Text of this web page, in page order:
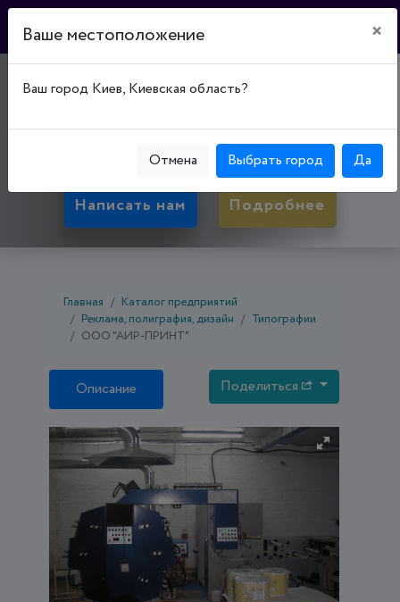
"АИР-ПРИНТ"
Межевая, д. 1
Написать нам Подробнее
Главная
Каталог предприятий
Реклама, полиграфия, дизайн
Типографии
ООО "АИР-ПРИНТ"
Описание Поделиться
Ваше местоположение ×
Ваш город Киев, Киевская область?
Отмена Выбрать город Да